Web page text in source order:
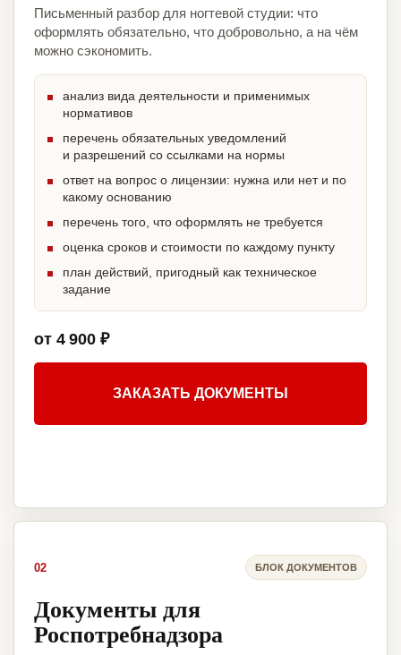
Письменный разбор для ногтевой студии: что
оформлять обязательно, что добровольно, а на чём
можно сэкономить.
анализ вида деятельности и применимых
нормативов
перечень обязательных уведомлений
и разрешений со ссылками на нормы
ответ на вопрос о лицензии: нужна или нет и по
какому основанию
перечень того, что оформлять не требуется
оценка сроков и стоимости по каждому пункту
план действий, пригодный как техническое
задание
от 4 900 ₽
ЗАКАЗАТЬ ДОКУМЕНТЫ
02 БЛОК ДОКУМЕНТОВ
Документы для
Роспотребнадзора